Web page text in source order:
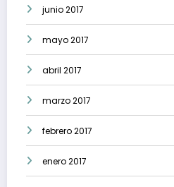
junio 2017
mayo 2017
abril 2017
marzo 2017
febrero 2017
enero 2017